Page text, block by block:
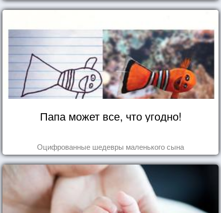
Папа может все, что угодно!
Оцифрованные шедевры маленького сына